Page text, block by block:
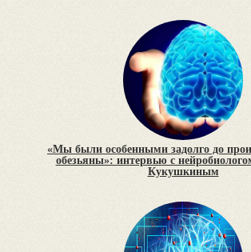
«Мы были особенными задолго до
обезьяны»: интервью с
Кукушкиным